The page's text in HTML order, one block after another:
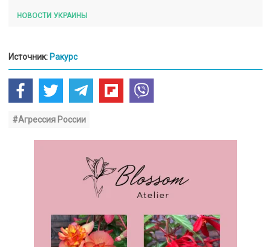
НОВОСТИ УКРАИНЫ
Источник: Ракурс
#Агрессия России